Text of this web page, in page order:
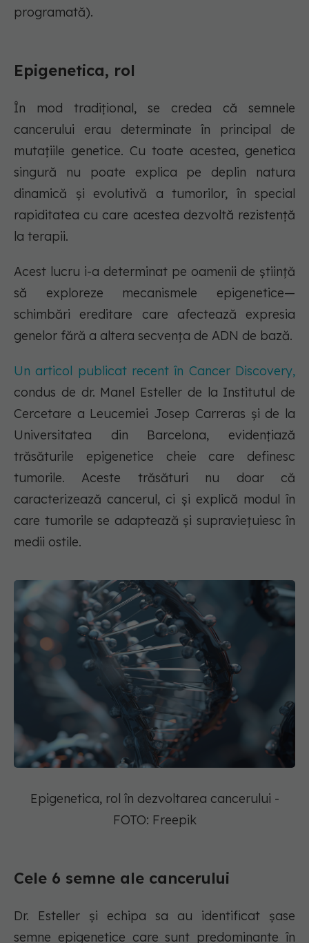
programată).
Epigenetica, rol
În mod tradițional, se credea că semnele
cancerului erau determinate în principal de
mutațiile genetice. Cu toate acestea, genetica
singură nu poate explica pe deplin natura
dinamică și evolutivă a tumorilor, în special
rapiditatea cu care acestea dezvoltă rezistență
la terapii.
Acest lucru i-a determinat pe oamenii de știință
să exploreze mecanismele epigenetice—
schimbări ereditare care afectează expresia
genelor fără a altera secvența de ADN de bază.
Un articol publicat recent în Cancer Discovery,
condus de dr. Manel Esteller de la Institutul de
Cercetare a Leucemiei Josep Carreras și de la
Universitatea din Barcelona, evidențiază
trăsăturile epigenetice cheie care definesc
tumorile. Aceste trăsături nu doar că
caracterizează cancerul, ci și explică modul în
care tumorile se adaptează și supraviețuiesc în
medii ostile.
Epigenetica, rol în dezvoltarea cancerului -
FOTO: Freepik
Cele 6 semne ale cancerului
Dr. Esteller și echipa sa au identificat șase
semne epigenetice care sunt predominante în